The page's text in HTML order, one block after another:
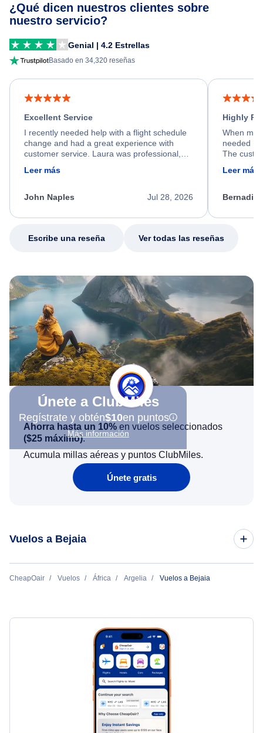
¿Qué dicen nuestros clientes sobre
nuestro servicio?
Genial | 4.2 Estrellas
Basado en 34,320 reseñas
Excellent Service
I recently needed help with a flight schedule
change and had a great experience with
customer service. Laura was professional,
friendly, and very helpful throughout the
process. She quickly found a solution and
appreciate her excellent service.
Leer más
Jul 28, 2026
John Naples
Highly
When my
needed
The
calm,
my issue.
Leer más
Escribe una reseña Ver todas las reseñas
Únete a ClubMiles
Regístrate y obtén$10en puntos
Más información
Ahorra hasta un 10% en vuelos seleccionados
($25 máximo).
Acumula millas aéreas y puntos ClubMiles.
Únete gratis
Vuelos a Bejaia
Vuelos de París a Bejaia
CheapOair Vuelos África Argelia Vuelos a Bejaia